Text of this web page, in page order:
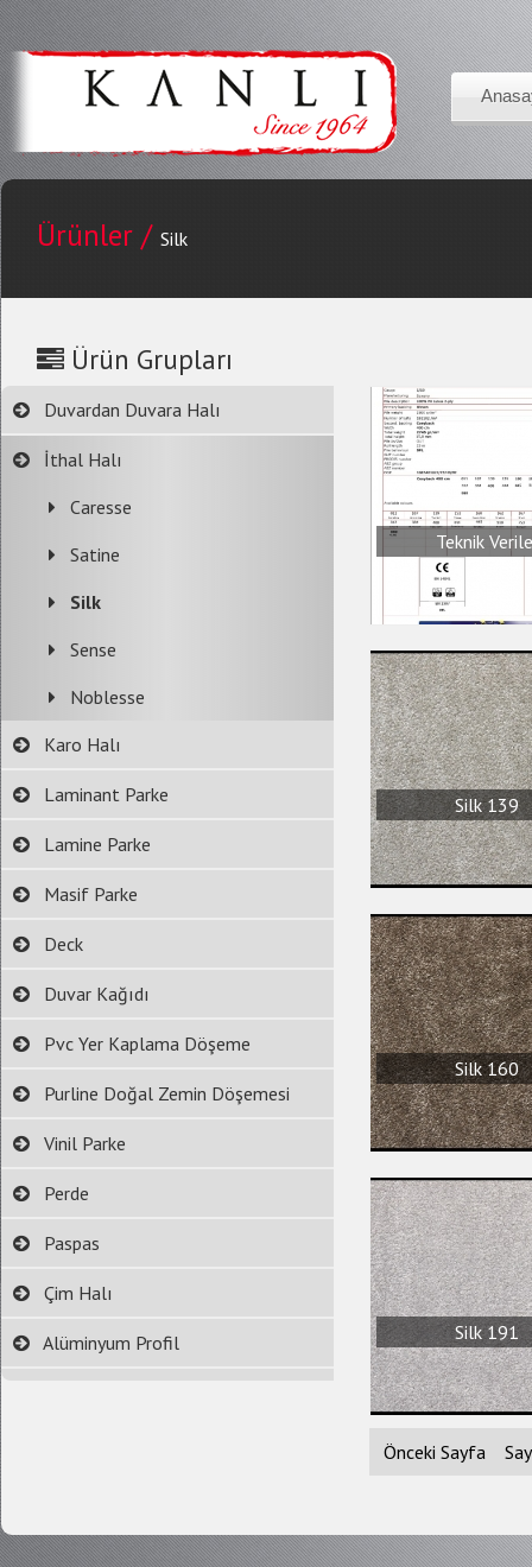
Ürünler / Silk
Ürün Grupları
Duvardan Duvara Halı
İthal Halı
Caresse
Satine
Silk
Sense
Noblesse
Karo Halı
Laminant Parke
Lamine Parke
Masif Parke
Deck
Duvar Kağıdı
Pvc Yer Kaplama Döşeme
Purline Doğal Zemin Döşemesi
Vinil Parke
Perde
Paspas
Çim Halı
Alüminyum Profil
Teknik
Silk 139
Silk 160
Silk 191
Önceki Sayfa